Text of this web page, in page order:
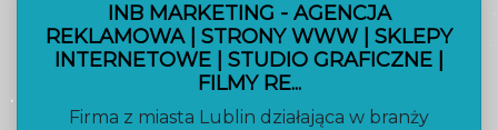
INB MARKETING - AGENCJA
REKLAMOWA | STRONY WWW | SKLEPY
INTERNETOWE | STUDIO GRAFICZNE |
FILMY RE...
Firma z miasta Lublin działająca w branży